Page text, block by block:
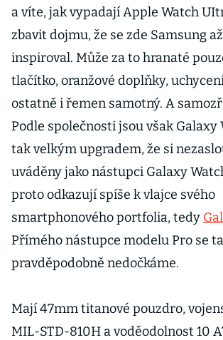
a víte, jak vypadají Apple Watch
zbavit dojmu, že se zde Samsung
inspiroval. Může za to hranaté
tlačítko, oranžové doplňky,
ostatně i řemen samotný. A
Podle společnosti jsou však Galaxy
tak velkým upgradem, že si
uváděny jako nástupci Galaxy
proto odkazují spíše k vlajce svého
smartphonového portfolia, tedy
Přímého nástupce modelu Pro se
pravděpodobně nedočkáme.
Mají 47mm titanové pouzdro,
MIL-STD-810H a voděodolnost 10